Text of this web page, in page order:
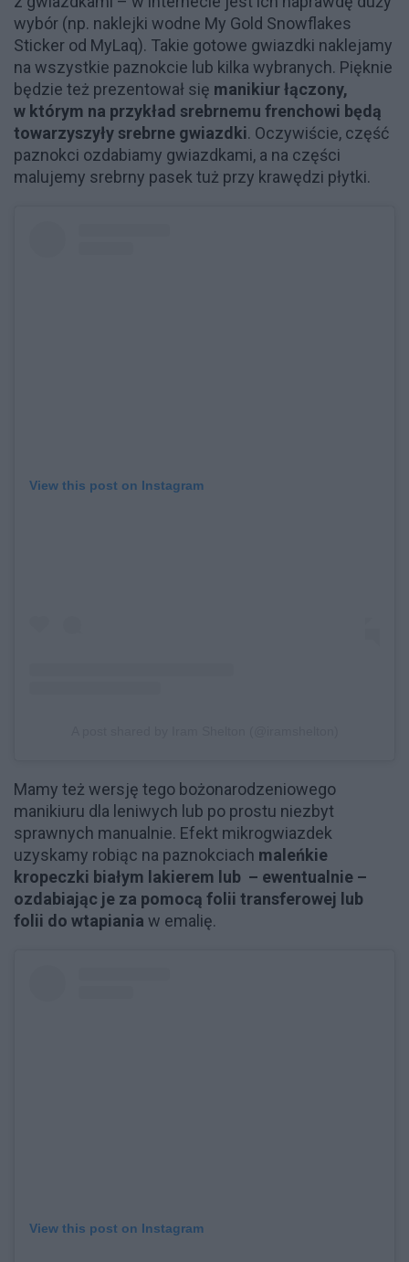
wybór (np. naklejki wodne My Gold Snowflakes
Sticker od MyLaq). Takie gotowe gwiazdki naklejamy
na wszystkie paznokcie lub kilka wybranych. Pięknie
będzie też prezentował się manikiur łączony,
w którym na przykład srebrnemu frenchowi będą
towarzyszyły srebrne gwiazdki. Oczywiście, część
paznokci ozdabiamy gwiazdkami, a na części
malujemy srebrny pasek tuż przy krawędzi płytki.
View this post on Instagram
Mamy też wersję tego bożonarodzeniowego
manikiuru dla leniwych lub po prostu niezbyt
sprawnych manualnie. Efekt mikrogwiazdek
uzyskamy robiąc na paznokciach maleńkie
kropeczki białym lakierem lub – ewentualnie –
ozdabiając je za pomocą folii transferowej lub
folii do wtapiania w emalię.
View this post on Instagram